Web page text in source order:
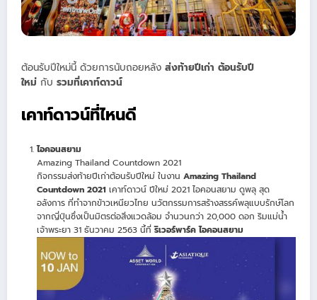
ต้อนรับปีใหม่นี้ ด้วยการนับถอยหลัง ส่งท้ายปีเก่า ต้อนรับปี
ใหม่ กับ รวมที่เคาท์ดาวน์
เคาท์ดาวน์ที่ไหนดี
ไอคอนสยาม
Amazing Thailand Countdown 2021
กิจกรรมส่งท้ายปีเก่าต้อนรับปีใหม่ ในงาน Amazing Thailand
Countdown 2021 เคาท์ดาวน์ ปีใหม่ 2021 ไอคอนสยาม ดูพลุ สุด
อลังการ ที่ทำจากข้าวเหนียวไทย นวัตกรรมการสร้างสรรค์พลุแบบรักษ์โลก
จากญี่ปุ่นซึ่งเป็นมิตรต่อสิ่งแวดล้อม จำนวนกว่า 20,000 ดอก ริมแม่น้ำ
เจ้าพระยา 31 ธันวาคม 2563 นี้ที่ริเวอร์พาร์ค ไอคอนสยาม